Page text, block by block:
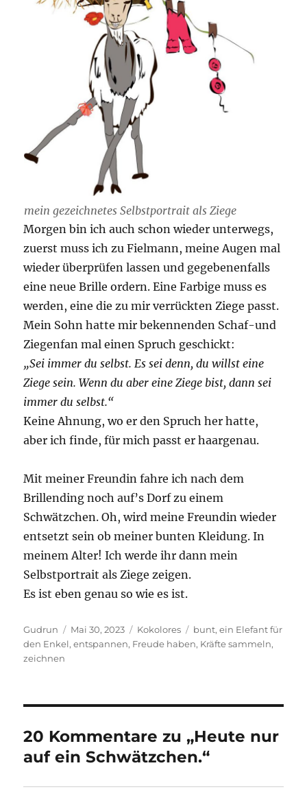
mein gezeichnetes Selbstportrait als Ziege
Morgen bin ich auch schon wieder unterwegs,
zuerst muss ich zu Fielmann, meine Augen mal
wieder überprüfen lassen und gegebenenfalls
eine neue Brille ordern. Eine Farbige muss es
werden, eine die zu mir verrückten Ziege passt.
Mein Sohn hatte mir bekennenden Schaf-und
Ziegenfan mal einen Spruch geschickt:
„Sei immer du selbst. Es sei denn, du willst eine
Ziege sein. Wenn du aber eine Ziege bist, dann sei
immer du selbst.“
Keine Ahnung, wo er den Spruch her hatte,
aber ich finde, für mich passt er haargenau.
Mit meiner Freundin fahre ich nach dem
Brillending noch auf’s Dorf zu einem
Schwätzchen. Oh, wird meine Freundin wieder
entsetzt sein ob meiner bunten Kleidung. In
meinem Alter! Ich werde ihr dann mein
Selbstportrait als Ziege zeigen.
Es ist eben genau so wie es ist.
Autor
Gudrun
Veröffentlicht
am
Mai 30, 2023 Kategorien
Kokolores Schlagwörter
bunt,ein Elefant für
den Enkel,entspannen, Freude haben, Kräfte sammeln,
zeichnen
20 Kommentare zu „Heute nur
auf ein Schwätzchen.“